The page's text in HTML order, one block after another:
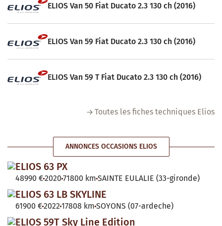
ELIOS Van 50 Fiat Ducato 2.3 130 ch (2016)
ELIOS Van 59 Fiat Ducato 2.3 130 ch (2016)
ELIOS Van 59 T Fiat Ducato 2.3 130 ch (2016)
Toutes les fiches techniques Elios
ANNONCES OCCASIONS ELIOS
ELIOS 63 PX
48990 €2020 71800 km SAINTE EULALIE (33-gironde)
ELIOS 63 LB SKYLINE
61900 €2022 17808 km SOYONS (07-ardeche)
ELIOS 59T Sky Line Edition